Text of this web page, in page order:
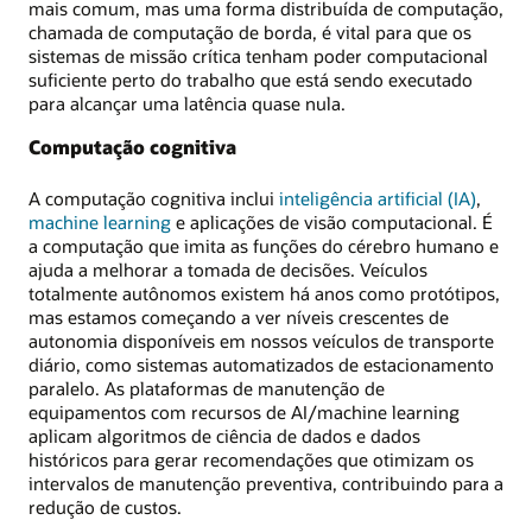
mais comum, mas uma forma distribuída de computação,
chamada de computação de borda, é vital para que os
sistemas de missão crítica tenham poder computacional
suficiente perto do trabalho que está sendo executado
para alcançar uma latência quase nula.
Computação cognitiva
A computação cognitiva inclui inteligência artificial (IA),
machine learning e aplicações de visão computacional. É
a computação que imita as funções do cérebro humano e
ajuda a melhorar a tomada de decisões. Veículos
totalmente autônomos existem há anos como protótipos,
mas estamos começando a ver níveis crescentes de
autonomia disponíveis em nossos veículos de transporte
diário, como sistemas automatizados de estacionamento
paralelo. As plataformas de manutenção de
equipamentos com recursos de AI/machine learning
aplicam algoritmos de ciência de dados e dados
históricos para gerar recomendações que otimizam os
intervalos de manutenção preventiva, contribuindo para a
redução de custos.